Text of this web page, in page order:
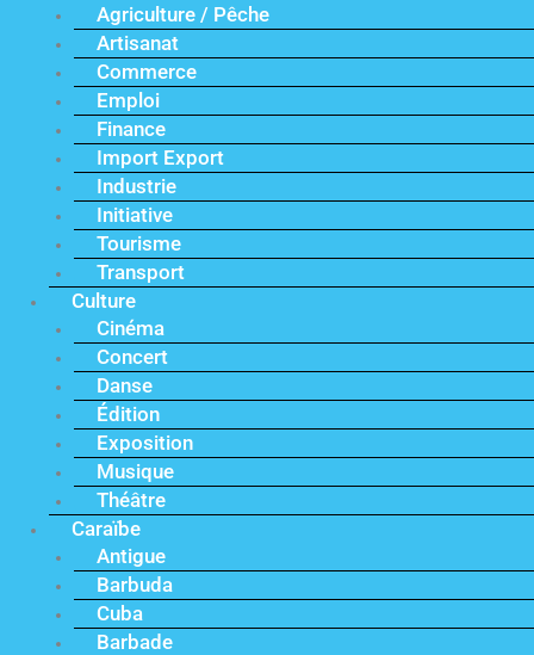
Agriculture / Pêche
Artisanat
Commerce
Emploi
Finance
Import Export
Industrie
Initiative
Tourisme
Transport
Culture
Cinéma
Concert
Danse
Édition
Exposition
Musique
Théâtre
Caraïbe
Antigue
Barbuda
Cuba
Barbade